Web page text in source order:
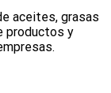
aceites, grasas
productos y